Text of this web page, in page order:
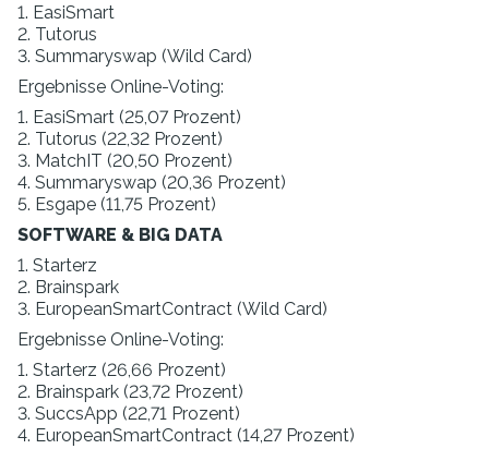
1. EasiSmart
2. Tutorus
3. Summaryswap (Wild Card)
Ergebnisse Online-Voting:
1. EasiSmart (25,07 Prozent)
2. Tutorus (22,32 Prozent)
3. MatchIT (20,50 Prozent)
4. Summaryswap (20,36 Prozent)
5. Esgape (11,75 Prozent)
SOFTWARE & BIG DATA
1. Starterz
2. Brainspark
3. EuropeanSmartContract (Wild Card)
Ergebnisse Online-Voting:
1. Starterz (26,66 Prozent)
2. Brainspark (23,72 Prozent)
3. SuccsApp (22,71 Prozent)
4. EuropeanSmartContract (14,27 Prozent)